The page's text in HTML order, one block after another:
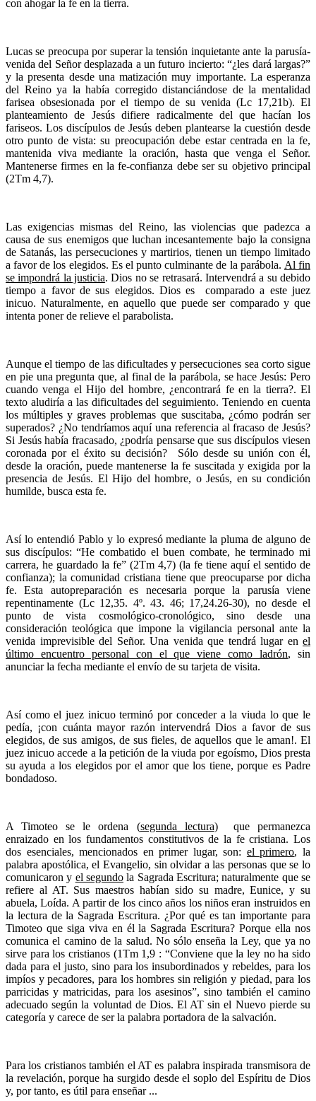
con ahogar la fe en la tierra.
Lucas se preocupa por superar la tensión inquietante ante la parusía-
venida del Señor desplazada a un futuro incierto: “¿les dará largas?”
y la presenta desde una matización muy importante. La esperanza
del Reino ya la había corregido distanciándose de la mentalidad
farisea obsesionada por el tiempo de su venida (Lc 17,21b). El
planteamiento de Jesús difiere radicalmente del que hacían los
fariseos. Los discípulos de Jesús deben plantearse la cuestión desde
otro punto de vista: su preocupación debe estar centrada en la fe,
mantenida viva mediante la oración, hasta que venga el Señor.
Mantenerse firmes en la fe-confianza debe ser su objetivo principal
(2Tm 4,7).
Las exigencias mismas del Reino, las violencias que padezca a
causa de sus enemigos que luchan incesantemente bajo la consigna
de Satanás, las persecuciones y martirios, tienen un tiempo limitado
a favor de los elegidos. Es el punto culminante de la parábola. Al fin
se impondrá la justicia. Dios no se retrasará. Intervendrá a su debido
tiempo a favor de sus elegidos. Dios es comparado a este juez
inicuo. Naturalmente, en aquello que puede ser comparado y que
intenta poner de relieve el parabolista.
Aunque el tiempo de las dificultades y persecuciones sea corto sigue
en pie una pregunta que, al final de la parábola, se hace Jesús: Pero
cuando venga el Hijo del hombre, ¿encontrará fe en la tierra?. El
texto aludiría a las dificultades del seguimiento. Teniendo en cuenta
los múltiples y graves problemas que suscitaba, ¿cómo podrán ser
superados? ¿No tendríamos aquí una referencia al fracaso de Jesús?
Si Jesús había fracasado, ¿podría pensarse que sus discípulos viesen
coronada por el éxito su decisión? Sólo desde su unión con él,
desde la oración, puede mantenerse la fe suscitada y exigida por la
presencia de Jesús. El Hijo del hombre, o Jesús, en su condición
humilde, busca esta fe.
Así lo entendió Pablo y lo expresó mediante la pluma de alguno de
sus discípulos: “He combatido el buen combate, he terminado mi
carrera, he guardado la fe” (2Tm 4,7) (la fe tiene aquí el sentido de
confianza); la comunidad cristiana tiene que preocuparse por dicha
fe. Esta autopreparación es necesaria porque la parusía viene
repentinamente (Lc 12,35. 4º. 43. 46; 17,24.26-30), no desde el
punto de vista cosmológico-cronológico, sino desde una
consideración teológica que impone la vigilancia personal ante la
venida imprevisible del Señor. Una venida que tendrá lugar en el
último encuentro personal con el que viene como ladrón, sin
anunciar la fecha mediante el envío de su tarjeta de visita.
Así como el juez inicuo terminó por conceder a la viuda lo que le
pedía, ¡con cuánta mayor razón intervendrá Dios a favor de sus
elegidos, de sus amigos, de sus fieles, de aquellos que le aman!. El
juez inicuo accede a la petición de la viuda por egoísmo, Dios presta
su ayuda a los elegidos por el amor que los tiene, porque es Padre
bondadoso.
A Timoteo se le ordena (segunda lectura) que permanezca
enraizado en los fundamentos constitutivos de la fe cristiana. Los
dos esenciales, mencionados en primer lugar, son: el primero, la
palabra apostólica, el Evangelio, sin olvidar a las personas que se lo
comunicaron y el segundo la Sagrada Escritura; naturalmente que se
refiere al AT. Sus maestros habían sido su madre, Eunice, y su
abuela, Loída. A partir de los cinco años los niños eran instruidos en
la lectura de la Sagrada Escritura. ¿Por qué es tan importante para
Timoteo que siga viva en él la Sagrada Escritura? Porque ella nos
comunica el camino de la salud. No sólo enseña la Ley, que ya no
sirve para los cristianos (1Tm 1,9 : “Conviene que la ley no ha sido
dada para el justo, sino para los insubordinados y rebeldes, para los
impíos y pecadores, para los hombres sin religión y piedad, para los
parricidas y matricidas, para los asesinos”, sino también el camino
adecuado según la voluntad de Dios. El AT sin el Nuevo pierde su
categoría y carece de ser la palabra portadora de la salvación.
Para los cristianos también el AT es palabra inspirada transmisora de
la revelación, porque ha surgido desde el soplo del Espíritu de Dios
y, por tanto, es útil para enseñar ...